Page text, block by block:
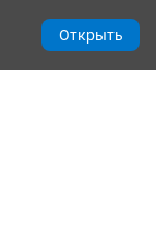
Открыть